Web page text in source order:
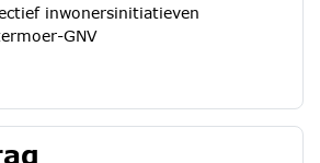
inwonersinitiatieven
GNV